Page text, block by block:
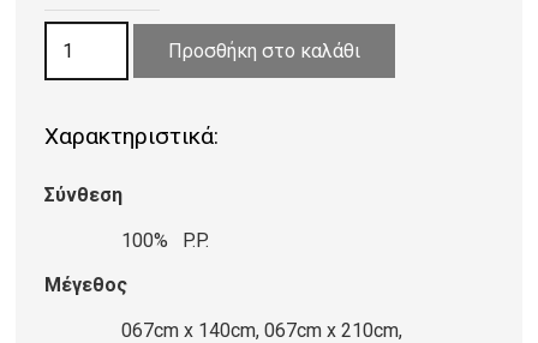
76,00 €
62001/W
ποσότητα
Προσθήκη στο καλάθι
Χαρακτηριστικά:
Σύνθεση
100% P.P.
Μέγεθος
067cm x 140cm, 067cm x 210cm,